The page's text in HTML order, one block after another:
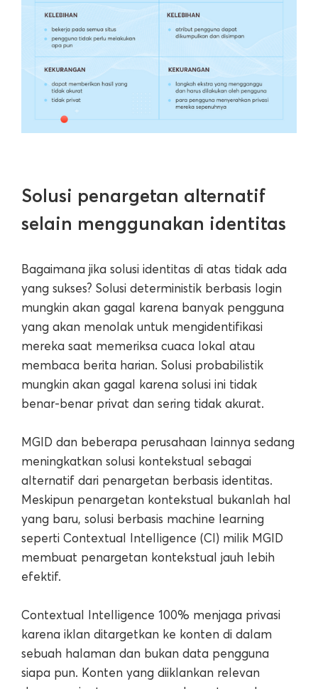
Solusi penargetan alternatif
selain menggunakan identitas
Bagaimana jika solusi identitas di atas tidak ada
yang sukses? Solusi deterministik berbasis login
mungkin akan gagal karena banyak pengguna
yang akan menolak untuk mengidentifikasi
mereka saat memeriksa cuaca lokal atau
membaca berita harian. Solusi probabilistik
mungkin akan gagal karena solusi ini tidak
benar-benar privat dan sering tidak akurat.
MGID dan beberapa perusahaan lainnya sedang
meningkatkan solusi kontekstual sebagai
alternatif dari penargetan berbasis identitas.
Meskipun penargetan kontekstual bukanlah hal
yang baru, solusi berbasis machine learning
seperti Contextual Intelligence (CI) milik MGID
membuat penargetan kontekstual jauh lebih
efektif.
Contextual Intelligence 100% menjaga privasi
karena iklan ditargetkan ke konten di dalam
sebuah halaman dan bukan data pengguna
siapa pun. Konten yang diiklankan relevan